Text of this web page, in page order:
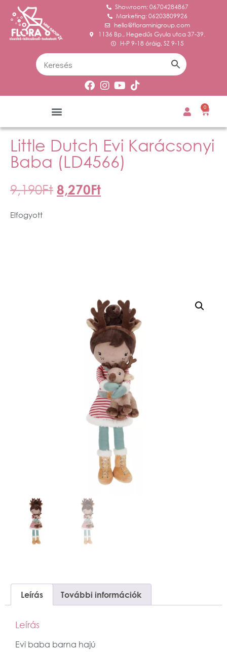
Showroom: 06704284867
Marketing: 06203809926
hello@floraminigroup.com
1136 Bp., Hegedűs Gyula utca 37-39.
H-P 9-18 óráig, SZ 9-15
0
Little Dutch Evi Karácsonyi
Baba (LD4566)
9,190Ft 8,270Ft
Elfogyott
Leírás További információk
Leírás
Evi baba barna hajú